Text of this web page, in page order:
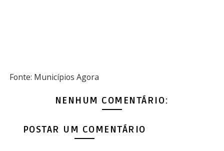
Fonte: Municípios Agora
NENHUM COMENTÁRIO:
POSTAR UM COMENTÁRIO